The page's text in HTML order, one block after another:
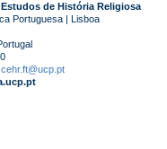
de História Religiosa
Portuguesa | Lisboa